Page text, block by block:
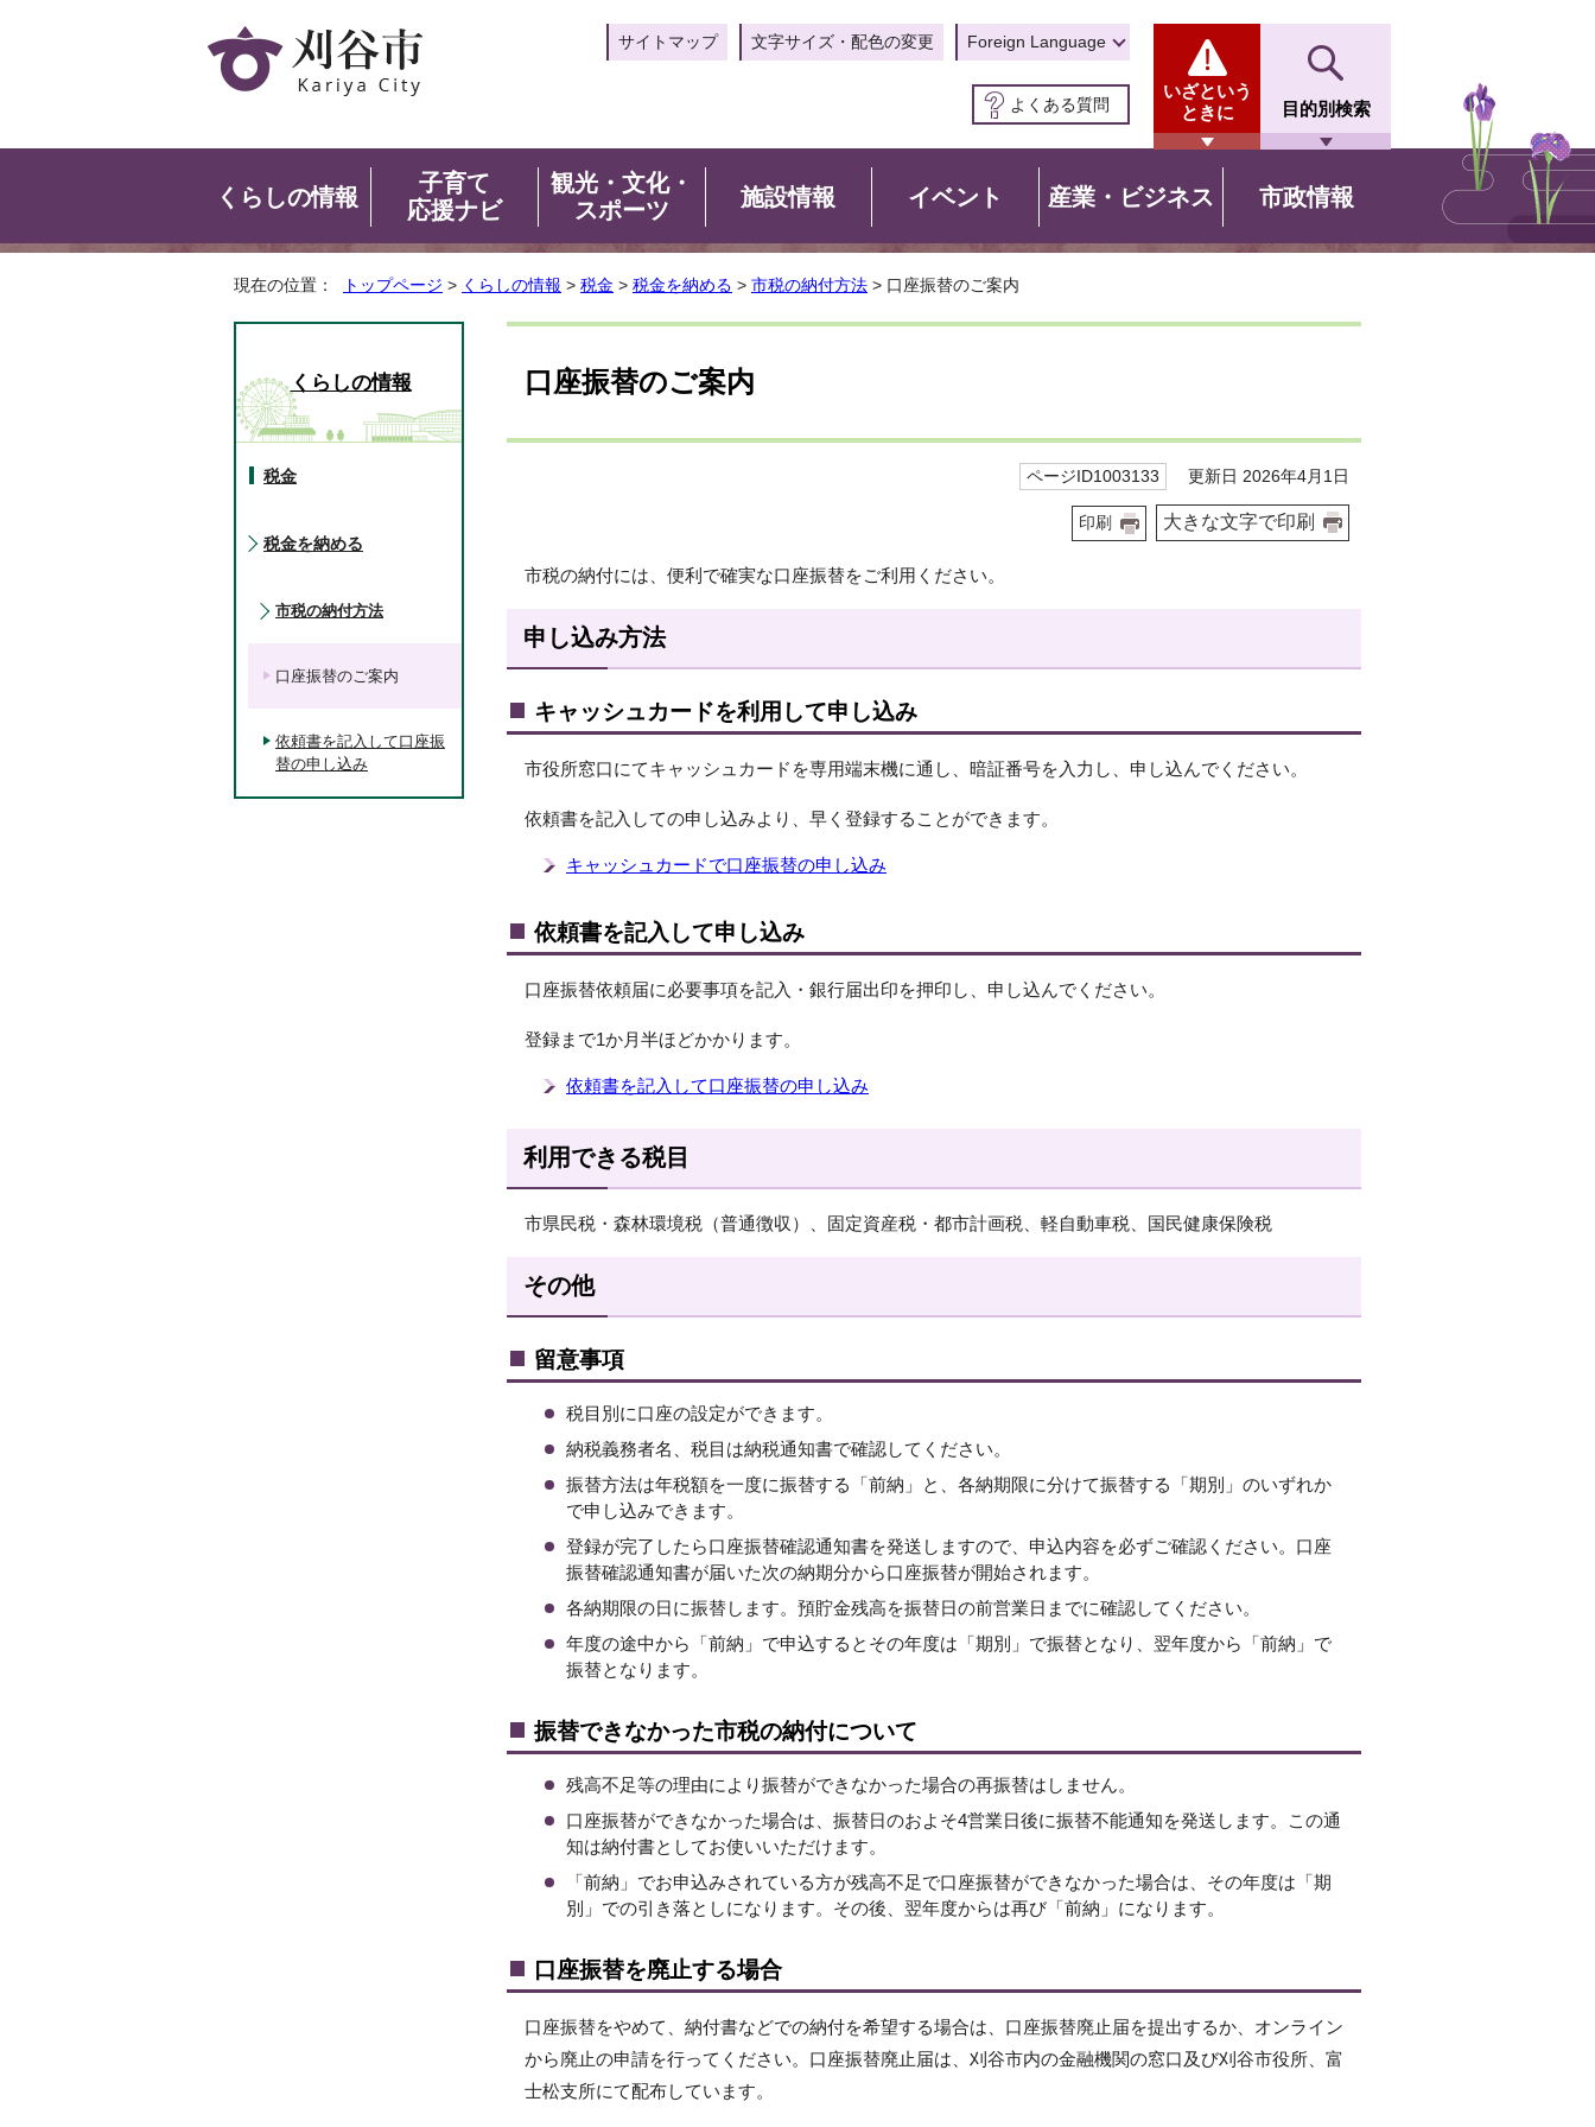
サイトマップ 文字サイズ・配色の変更 Foreign Language
よくある質問
いざという
ときに
目的別検索
くらしの情報
子育て
応援ナビ
観光・文化・
スポーツ
施設情報 イベント 産業・ビジネス 市政情報
現在の位置： トップページ > くらしの情報 > 税金 > 税金を納める > 市税の納付方法 > 口座振替のご案内
口座振替のご案内
ページID1003133 更新日 2026年4月1日
印刷 大きな文字で印刷
市税の納付には、便利で確実な口座振替をご利用ください。
申し込み方法
キャッシュカードを利用して申し込み
市役所窓口にてキャッシュカードを専用端末機に通し、暗証番号を入力し、申し込んでください。
依頼書を記入しての申し込みより、早く登録することができます。
キャッシュカードで口座振替の申し込み
依頼書を記入して申し込み
口座振替依頼届に必要事項を記入・銀行届出印を押印し、申し込んでください。
登録まで1か月半ほどかかります。
依頼書を記入して口座振替の申し込み
利用できる税目
市県民税・森林環境税（普通徴収）、固定資産税・都市計画税、軽自動車税、国民健康保険税
その他
留意事項
税目別に口座の設定ができます。
納税義務者名、税目は納税通知書で確認してください。
振替方法は年税額を一度に振替する「前納」と、各納期限に分けて振替する「期別」のいずれか
で申し込みできます。
登録が完了したら口座振替確認通知書を発送しますので、申込内容を必ずご確認ください。口座
振替確認通知書が届いた次の納期分から口座振替が開始されます。
各納期限の日に振替します。預貯金残高を振替日の前営業日までに確認してください。
年度の途中から「前納」で申込するとその年度は「期別」で振替となり、翌年度から「前納」で
振替となります。
振替できなかった市税の納付について
残高不足等の理由により振替ができなかった場合の再振替はしません。
口座振替ができなかった場合は、振替日のおよそ4営業日後に振替不能通知を発送します。この通
知は納付書としてお使いいただけます。
「前納」でお申込みされている方が残高不足で口座振替ができなかった場合は、その年度は「期
別」での引き落としになります。その後、翌年度からは再び「前納」になります。
口座振替を廃止する場合
口座振替をやめて、納付書などでの納付を希望する場合は、口座振替廃止届を提出するか、オンライン
から廃止の申請を行ってください。口座振替廃止届は、刈谷市内の金融機関の窓口及び刈谷市役所、富
士松支所にて配布しています。
くらしの情報
税金
税金を納める
市税の納付方法
口座振替のご案内
依頼書を記入して口座振
替の申し込み